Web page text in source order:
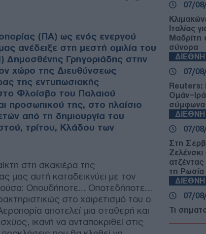
(ΠΑ) ως ενός ενεργού
ανέδειξε στη μεστή ομιλία του
Δημοσθένης Γρηγοριάδης στην
χώρο της Διευθύνσεως
της εντυπωσιακής
Φλοίσβο του Παλαιού
προσωπικού της, στο πλαίσιο
από τη δημιουργία του
τρίτου, Κλάδου των
στη σκακιέρα της
μας αυτή καταδεικνύει με τον
Οπουδήποτε… Οποτεδήποτε…
στο χαιρετισμό του ο
αποτελεί μια σταθερή και
ικανή να ανταποκριθεί στις
07/
Ιταλίας
Μαδρίτη
σύνορα
ΔΙΕΘΝΗ
07/
Reuters:
σύμφωνα
ΔΙΕΘΝΗ
07/
Στη
ατζέντας
τη Ρωσία
ΔΙΕΘΝΗ
07/
Τι